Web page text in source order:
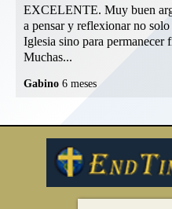
EXCELENTE. Muy buen
a pensar y reflexionar no
Iglesia sino para permanecer
Muchas...
Gabino 6 meses